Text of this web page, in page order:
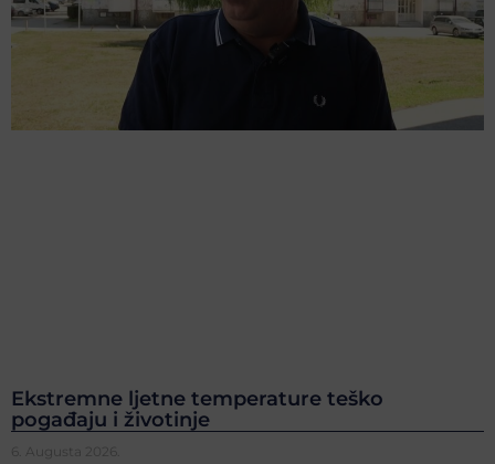
Ekstremne ljetne temperature teško
pogađaju i životinje
6. Augusta 2026.